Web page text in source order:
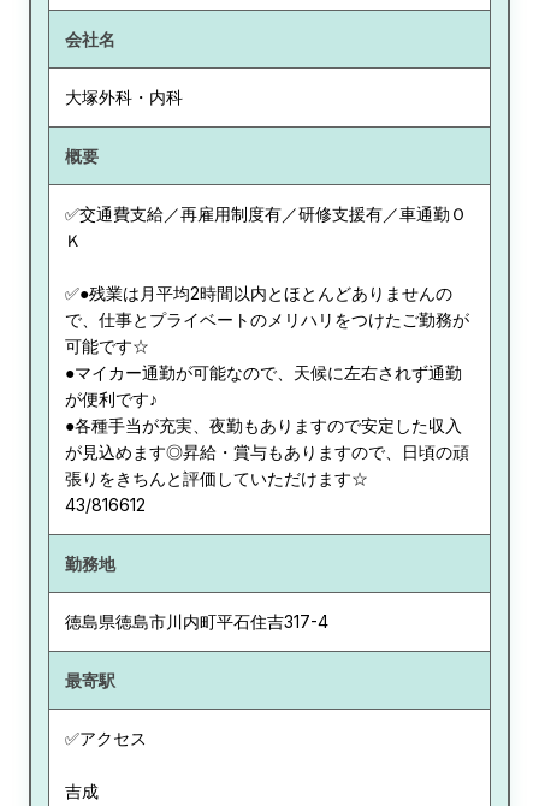
会社名
大塚外科・内科
概要
✅交通費支給／再雇用制度有／研修支援有／車通勤Ｏ
Ｋ
✅●残業は月平均2時間以内とほとんどありませんの
で、仕事とプライベートのメリハリをつけたご勤務が
可能です☆
●マイカー通勤が可能なので、天候に左右されず通勤
が便利です♪
●各種手当が充実、夜勤もありますので安定した収入
が見込めます◎昇給・賞与もありますので、日頃の頑
張りをきちんと評価していただけます☆
43/816612
勤務地
徳島県徳島市川内町平石住吉317-4
最寄駅
✅アクセス
吉成